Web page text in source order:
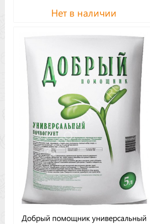
Нет в наличии
Добрый помощник универсальный